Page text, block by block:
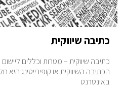
כתיבה שיווקית
כתיבה שיווקית – מטרות וכללים
הכתיבה השיווקית או קופירייטינג היא
באינטרנט